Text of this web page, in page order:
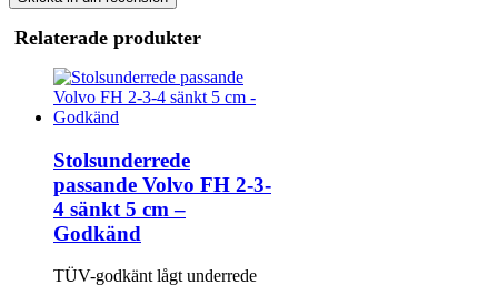
Relaterade produkter
Stolsunderrede
passande Volvo FH 2-3-
4 sänkt 5 cm –
Godkänd
TÜV-godkänt lågt underrede